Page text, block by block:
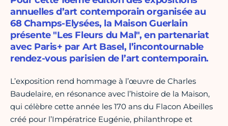
annuelles d’art contemporain organisée au
68 Champs-Elysées, la Maison Guerlain
présente "Les Fleurs du Mal", en partenariat
avec Paris+ par Art Basel, l’incontournable
rendez-vous parisien de l’art contemporain.
L’exposition rend hommage à l’œuvre de Charles
Baudelaire, en résonance avec l’histoire de la Maison,
qui célèbre cette année les 170 ans du Flacon Abeilles
créé pour l’Impératrice Eugénie, philanthrope et